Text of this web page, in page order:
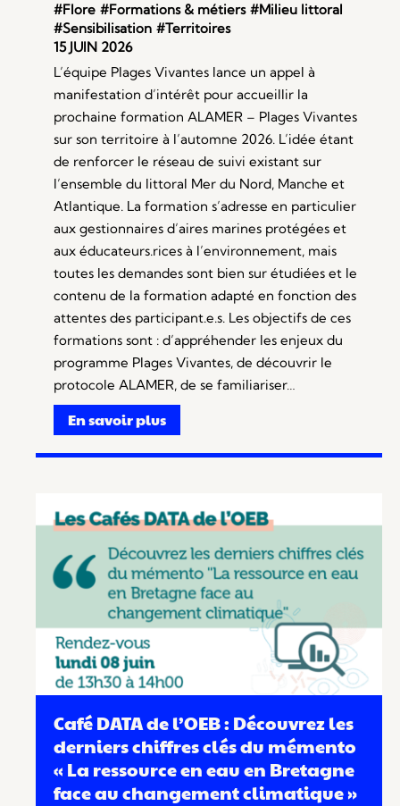
#Flore #Formations & métiers #Milieu littoral
#Sensibilisation #Territoires
15 JUIN 2026
L’équipe Plages Vivantes lance un appel à
manifestation d’intérêt pour accueillir la
prochaine formation ALAMER – Plages Vivantes
sur son territoire à l’automne 2026. L’idée étant
de renforcer le réseau de suivi existant sur
l’ensemble du littoral Mer du Nord, Manche et
Atlantique. La formation s’adresse en particulier
aux gestionnaires d’aires marines protégées et
aux éducateurs.rices à l’environnement, mais
toutes les demandes sont bien sur étudiées et le
contenu de la formation adapté en fonction des
attentes des participant.e.s. Les objectifs de ces
formations sont : d’appréhender les enjeux du
programme Plages Vivantes, de découvrir le
protocole ALAMER, de se familiariser…
En savoir plus
Café DATA de l’OEB : Découvrez les
derniers chiffres clés du mémento
« La ressource en eau en Bretagne
face au changement climatique »